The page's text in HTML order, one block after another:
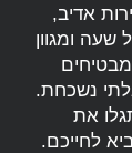
אדיב,
שעה ומגוון
נשכחת.
את
לחייכם.